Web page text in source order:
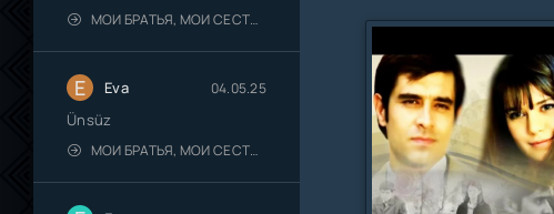
МОИ БРАТЬЯ, МОИ СЕСТРЫ
E Eva 04.05.25
Ünsüz
МОИ БРАТЬЯ, МОИ СЕСТРЫ